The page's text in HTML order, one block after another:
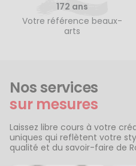
172 ans
Votre référence beaux-
arts
Nos services
sur mesures
Laissez libre cours à votre
uniques qui reflètent votre
qualité et du savoir-faire de